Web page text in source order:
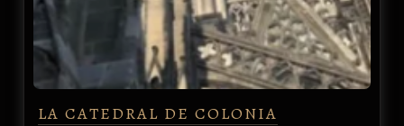
LA CATEDRAL DE COLONIA